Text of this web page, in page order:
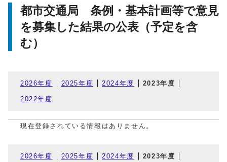
都市交通局 条例・基本計画等で意見
を募集した結果の公表（予定を含
む）
2026年度 2025年度 2024年度 2023年度
2022年度
現在登録されている情報はありません。
2026年度 2025年度 2024年度 2023年度